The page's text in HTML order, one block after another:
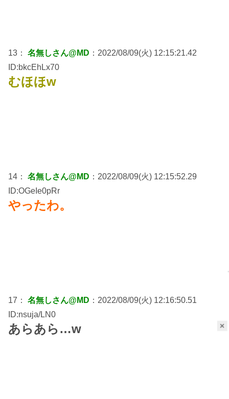
×
13： 名無しさん@MD ：2022/08/09(火) 12:15:21.42
ID:bkcEhLx70
むほほw
14： 名無しさん@MD ：2022/08/09(火) 12:15:52.29
ID:OGeIe0pRr
やったわ。
17： 名無しさん@MD ：2022/08/09(火) 12:16:50.51
ID:nsuja/LN0
あらあら…w